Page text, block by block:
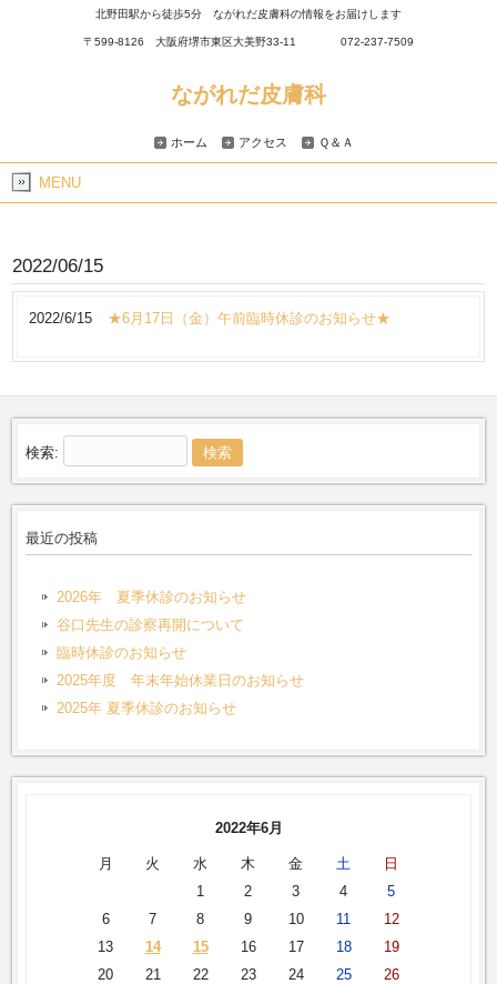
北野田駅から徒歩5分 ながれだ皮膚科の情報をお届けします
〒599-8126 大阪府堺市東区大美野33-11 072-237-7509
ながれだ皮膚科
ホーム アクセス Ｑ＆Ａ
MENU
2022/06/15
2022/6/15 ★6月17日（金）午前臨時休診のお知らせ★
検索:
最近の投稿
2026年 夏季休診のお知らせ
谷口先生の診察再開について
臨時休診のお知らせ
2025年度 年末年始休業日のお知らせ
2025年 夏季休診のお知らせ
2022年6月
月 火 水 木 金 土 日
1 2 3 4
5
6
7 8 9 10 11
12
13
14 15 16 17 18
19
20
21 22 23 24 25
26